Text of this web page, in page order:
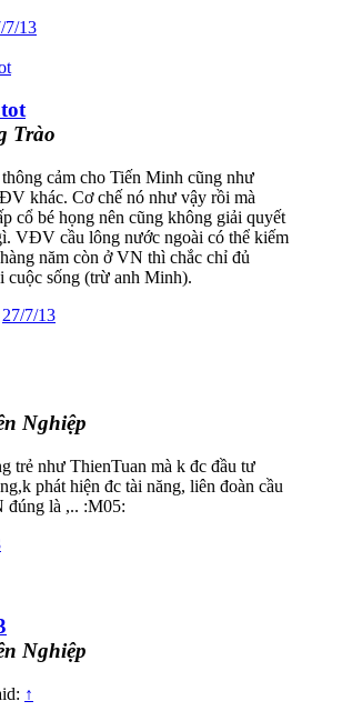
7/13
Trào
cảm cho Tiến Minh cũng như
khác. Cơ chế nó như vậy rồi mà
cổ bé họng nên cũng không giải quyết
VĐV cầu lông nước ngoài có thể kiếm
năm còn ở VN thì chắc chỉ đủ
cuộc sống (trừ anh Minh).
27/7/13
Nghiệp
trẻ như ThienTuan mà k đc đầu tư
phát hiện đc tài năng, liên đoàn cầu
đúng là ,.. :M05:
Nghiệp
↑